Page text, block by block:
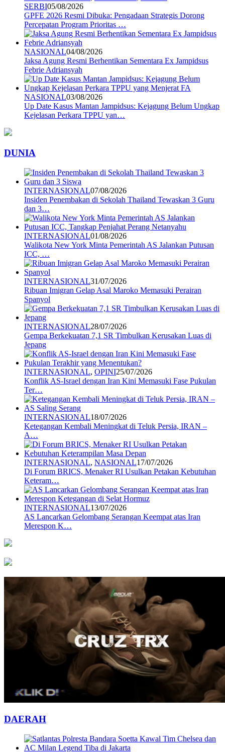
SERBI05/08/2026
GPFE 2026 Resmi Dibuka: Pengadaan Strategis Dorong
Percepatan Program Prioritas …
NASIONAL04/08/2026
Jaksa Agung Resmi Berhentikan Sementara Ex Jampidsus
Febrie Adriansyah
NASIONAL03/08/2026
Up Date Kasus Mantan Jampidsus: Kejagung Belum Ungkap
Kejelasan Perkara TPPU yan…
DUNIA
INTERNASIONAL07/08/2026
Insiden Penembakan di Sekolah Thailand Tewaskan 3 Guru
dan 3…
INTERNASIONAL01/08/2026
Walikota New York Minta Pemerintah AS Jalankan Putusan
ICC, …
INTERNASIONAL31/07/2026
Ribuan Imigran Gelap Asal Maroko Memasuki Perairan
Spanyol
INTERNASIONAL28/07/2026
Gempa Berkekuatan 7,1 SR Timbulkan Kerusakan Luas di
Jepang
INTERNASIONAL, OPINI25/07/2026
Konflik AS-Israel dengan Iran Kini Memasuki Fase Pukulan
Ter…
INTERNASIONAL18/07/2026
Ketegangan Kembali Meningkat di Teluk Persia, IRAN –
A…
INTERNASIONAL, NASIONAL17/07/2026
Di Forum BRICS, Menaker RI Usulkan Petakan Kebutuhan
Keteram…
INTERNASIONAL13/07/2026
AS Lancarkan Gelombang Serangan Keempat atas Iran
Merespon K…
DAERAH